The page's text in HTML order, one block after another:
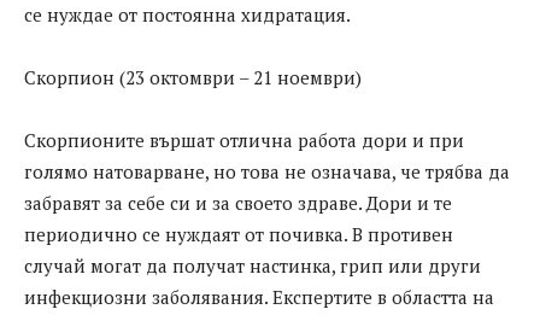
се нуждае от постоянна хидратация.
Скорпион (23 октомври – 21 ноември)
Скорпионите вършат отлична работа дори и при
голямо натоварване, но това не означава, че трябва да
забравят за себе си и за своето здраве. Дори и те
периодично се нуждаят от почивка. В противен
случай могат да получат настинка, грип или други
инфекциозни заболявания. Експертите в областта на